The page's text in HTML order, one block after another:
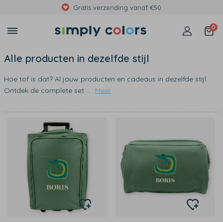
Gratis verzending vanaf €50
0
Alle producten in dezelfde stijl
Hoe tof is dat? Al jouw producten en cadeaus in dezelfde stijl.
Ontdek de complete set ... Meer